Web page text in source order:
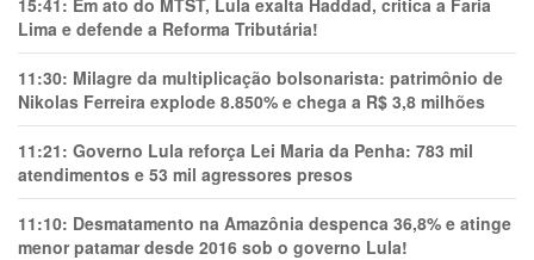
15:41: Em ato do MTST, Lula exalta Haddad, critica a Faria
Lima e defende a Reforma Tributária!
11:30: Milagre da multiplicação bolsonarista: patrimônio de
Nikolas Ferreira explode 8.850% e chega a R$ 3,8 milhões
11:21: Governo Lula reforça Lei Maria da Penha: 783 mil
atendimentos e 53 mil agressores presos
11:10: Desmatamento na Amazônia despenca 36,8% e atinge
menor patamar desde 2016 sob o governo Lula!